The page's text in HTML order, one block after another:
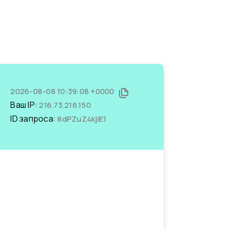
2026-08-08 10:39:08 +0000
Ваш IP:216.73.216.150
ID запроса:8dPZuZ4kjiE1